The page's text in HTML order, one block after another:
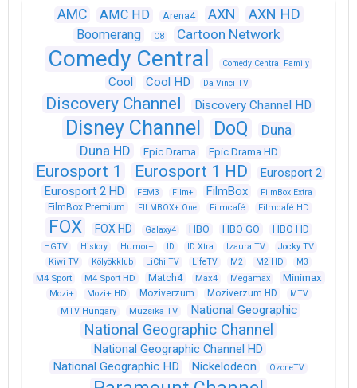
AMC AMC HD Arena4 AXN AXN HD
Boomerang C8 Cartoon Network
Comedy Central Comedy Central Family
Cool Cool HD Da Vinci TV
Discovery Channel Discovery Channel HD
Disney Channel DoQ
Duna
Duna HD
Epic Drama Epic Drama HD
Eurosport 1 Eurosport 1 HD
Eurosport 2
Eurosport 2 HD
FEM3 Film+ FilmBox FilmBox Extra
FilmBox Premium FILMBOX+ One Filmcafé Filmcafé HD
FOX FOX HD Galaxy4 HBO HBO GO HBO HD
HGTV History Humor+ ID ID Xtra Izaura TV
Jocky TV
Kiwi TV
Kölyökklub LiChi TV LifeTV M2 M2 HD M3
M4 Sport M4 Sport HD Match4 Max4 Megamax Minimax
Mozi+ Mozi+ HD Moziverzum Moziverzum HD
MTV
MTV Hungary
Muzsika TV National Geographic
National Geographic Channel
National Geographic Channel HD
National Geographic HD
Nickelodeon OzoneTV